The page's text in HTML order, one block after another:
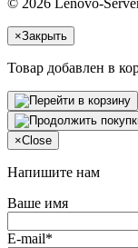
© 2026 Lenovo-
×Закрыть
Товар добавлен в
×Close
Напишите нам
Ваше имя
E-mail*